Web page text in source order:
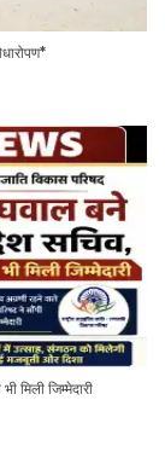
मिली जिम्मेदारी